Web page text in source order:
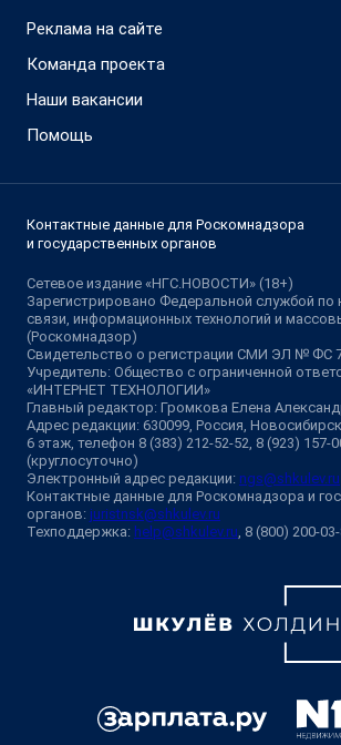
Реклама на сайте
Команда проекта
Наши вакансии
Помощь
Контактные данные для Роскомнадзора
и государственных органов
Сетевое издание «НГС.НОВОСТИ» (18+)
Зарегистрировано Федеральной службой по
связи, информационных технологий и
(Роскомнадзор)
Свидетельство о регистрации СМИ ЭЛ № ФС
Учредитель: Общество с ограниченной
«ИНТЕРНЕТ ТЕХНОЛОГИИ»
Главный редактор: Громкова Елена
Адрес редакции: 630099, Россия,
6 этаж, телефон 8 (383) 212-52-52, 8 (923) 157-
(круглосуточно)
Электронный адрес редакции: ngs@shkulev.ru
Контактные данные для Роскомнадзора и
органов: juristnsk@shkulev.ru
Техподдержка: help@shkulev.ru, 8 (800) 200-